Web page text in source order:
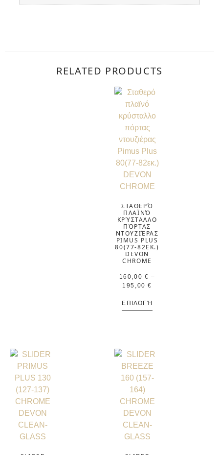
RELATED PRODUCTS
ΣΤΑΘΕΡΌ
ΠΛΑΪΝΌ
ΚΡΎΣΤΑΛΛΟ
ΠΌΡΤΑΣ
ΝΤΟΥΖΙΈΡΑΣ
PIMUS PLUS
80(77-82ΕΚ.)
DEVON
CHROME
160,00 € –
195,00€
ΕΠΙΛΟΓΉ